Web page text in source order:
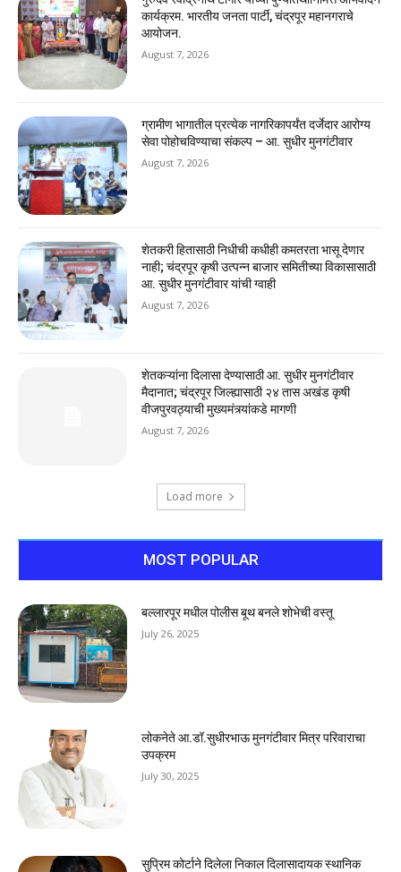
कार्यक्रम. भारतीय जनता पार्टी, चंद्रपूर महानगराचे
आयोजन.
August 7, 2026
ग्रामीण भागातील प्रत्येक नागरिकापर्यंत दर्जेदार आरोग्य
सेवा पोहोचविण्याचा संकल्प – आ. सुधीर मुनगंटीवार
August 7, 2026
शेतकरी हितासाठी निधीची कधीही कमतरता भासू देणार
नाही; चंद्रपूर कृषी उत्पन्न बाजार समितीच्या विकासासाठी
आ. सुधीर मुनगंटीवार यांची ग्वाही
August 7, 2026
शेतकऱ्यांना दिलासा देण्यासाठी आ. सुधीर मुनगंटीवार
मैदानात; चंद्रपूर जिल्ह्यासाठी २४ तास अखंड कृषी
वीजपुरवठ्याची मुख्यमंत्र्यांकडे मागणी
August 7, 2026
Load more
MOST POPULAR
बल्लारपूर मधील पोलीस बूथ बनले शोभेची वस्तू
July 26, 2025
लोकनेते आ.डॉ.सुधीरभाऊ मुनगंटीवार मित्र परिवाराचा
उपक्रम
July 30, 2025
सुप्रिम कोर्टाने दिलेला निकाल दिलासादायक स्थानिक